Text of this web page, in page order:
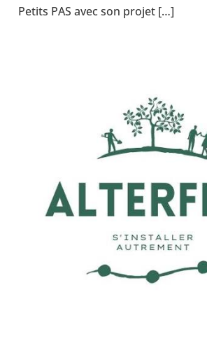
Petits PAS avec son projet […]